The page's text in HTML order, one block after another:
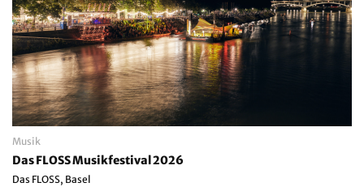
Musik
Das FLOSS Musikfestival 2026
Das FLOSS, Basel